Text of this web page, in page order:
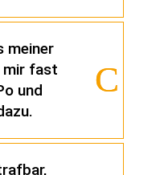
meiner
mir fast
und